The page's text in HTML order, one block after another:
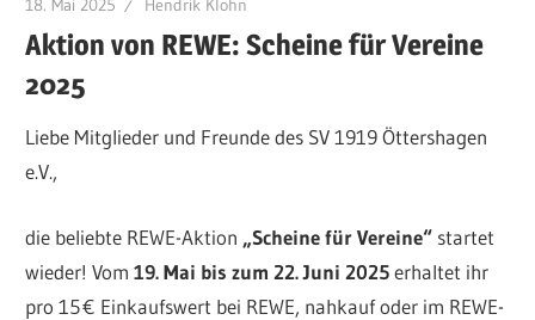
18. Mai 2025 Hendrik Klohn
Aktion von REWE: Scheine für Vereine
2025
Liebe Mitglieder und Freunde des SV 1919 Öttershagen
e.V.,
die beliebte REWE-Aktion „Scheine für Vereine“ startet
wieder! Vom19. Mai bis zum 22. Juni 2025erhaltet ihr
pro 15 € Einkaufswert bei REWE, nahkauf oder im REWE-